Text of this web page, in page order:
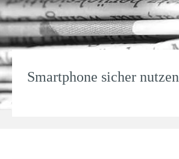
Smartphone sicher nutzen